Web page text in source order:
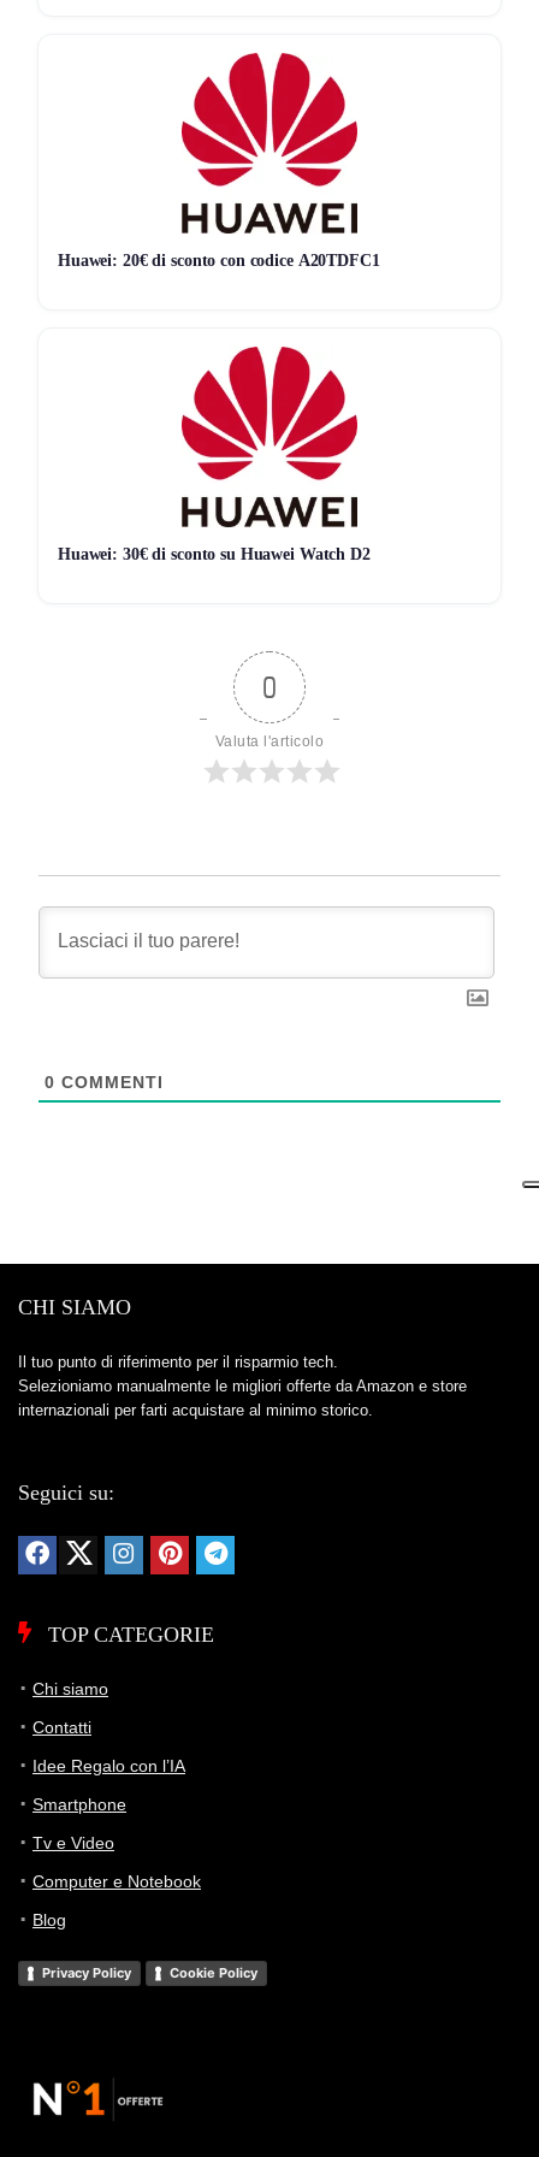
8 dicembre 2024.
: offerta valida fino ad esaurimento scorte e
non cumulabile con altre promozioni in corso.
Non lasciarti sfuggire questa occasione!
Black Friday è il momento giusto per risparmiare su
fino al 30%
Non vuoi perderti nessuna offerta? Allora unisciti al
nostro canale Telegram
Seguici su Telegram!
Huawei: 20€ di sconto con codice A20TDFC1
Huawei: 30€ di sconto su Huawei Watch D2
0
Valuta l'articolo
0 COMMENTI
CHI SIAMO
Il tuo punto di riferimento per il risparmio tech.
Selezioniamo manualmente le migliori offerte da Amazon e store
internazionali per farti acquistare al minimo storico.
Seguici su:
TOP CATEGORIE
Chi siamo
Contatti
Idee Regalo con l’IA
Smartphone
Tv e Video
Computer e Notebook
Blog
Privacy Policy Cookie Policy